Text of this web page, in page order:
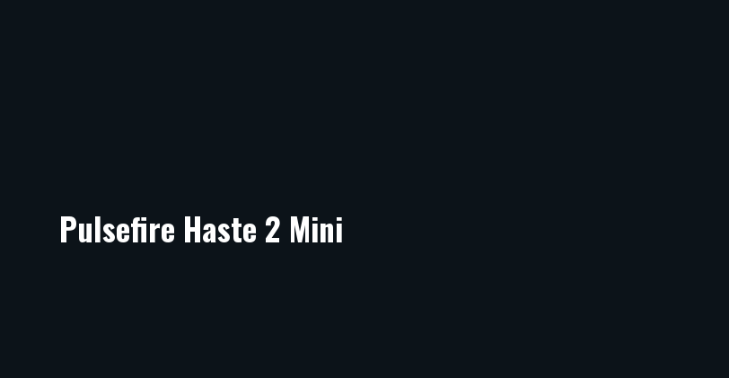
Pulsefire Haste 2 Mini